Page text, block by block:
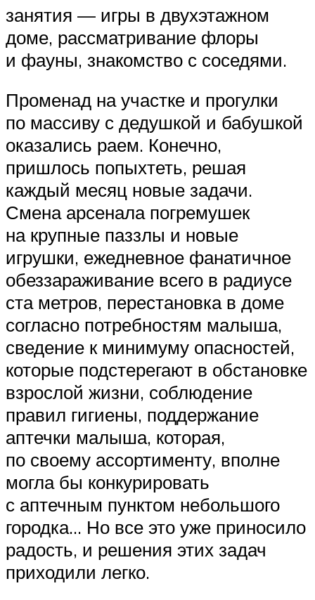
занятия — игры в двухэтажном
доме, рассматривание флоры
и фауны, знакомство с соседями.
Променад на участке и прогулки
по массиву с дедушкой и бабушкой
оказались раем. Конечно,
пришлось попыхтеть, решая
каждый месяц новые задачи.
Смена арсенала погремушек
на крупные паззлы и новые
игрушки, ежедневное фанатичное
обеззараживание всего в радиусе
ста метров, перестановка в доме
согласно потребностям малыша,
сведение к минимуму опасностей,
которые подстерегают в обстановке
взрослой жизни, соблюдение
правил гигиены, поддержание
аптечки малыша, которая,
по своему ассортименту, вполне
могла бы конкурировать
с аптечным пунктом небольшого
городка… Но все это уже приносило
радость, и решения этих задач
приходили легко.